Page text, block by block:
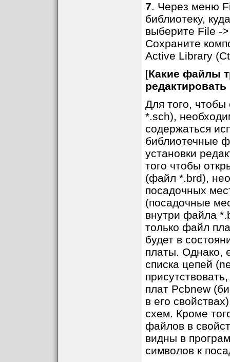
7. Через меню
библиотеку,
выберите File -
Сохраните
Active Library
[Какие файлы
редактировать
Для того,
*.sch),
содержаться
библиотечные
установки
того чтобы
(файл *.brd),
посадочных
(посадочные
внутри файла
только файл
будет в
платы. Однако,
списка цепей
плат Pcbnew
в его
схем. Кроме
файлов в
видны в
символов к